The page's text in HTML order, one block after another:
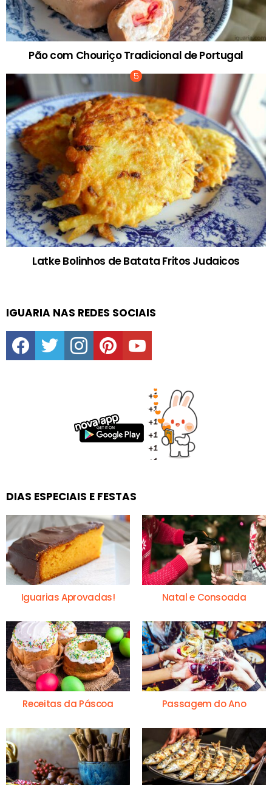
Pão com Chouriço Tradicional de Portugal
Latke Bolinhos de Batata Fritos Judaicos
IGUARIA NAS REDES SOCIAIS
facebooktwitter instagrampinterestyoutube
DIAS ESPECIAIS E FESTAS
Iguarias Aprovadas! Natal e Consoada
Receitas da Páscoa Passagem do Ano